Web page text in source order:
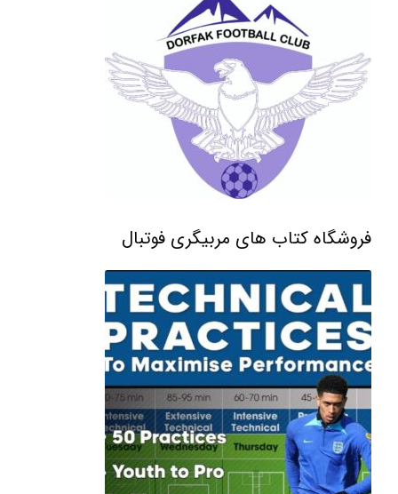
فروشگاه کتاب های مربیگری فوتبال